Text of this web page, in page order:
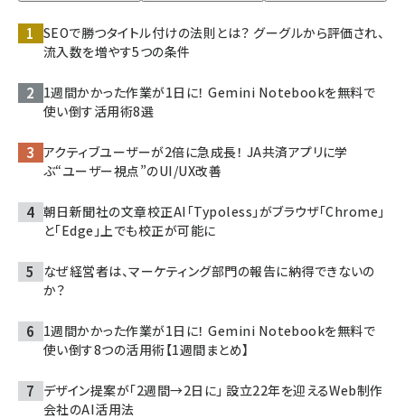
SEOで勝つタイトル付けの法則とは？ グーグルから評価され、
流入数を増やす5つの条件
1週間かかった作業が1日に！ Gemini Notebookを無料で
使い倒す活用術8選
アクティブユーザーが2倍に急成長！ JA共済アプリに学
ぶ“ユーザー視点”のUI/UX改善
朝日新聞社の文章校正AI「Typoless」がブラウザ「Chrome」
と「Edge」上でも校正が可能に
なぜ経営者は、マーケティング部門の報告に納得できないの
か？
1週間かかった作業が1日に！ Gemini Notebookを無料で
使い倒す8つの活用術【1週間まとめ】
デザイン提案が「2週間→2日に」 設立22年を迎えるWeb制作
会社のAI活用法